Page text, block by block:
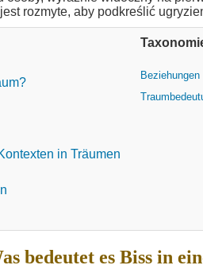
in Träumen
Beziehungen
bedeutet es Biss in